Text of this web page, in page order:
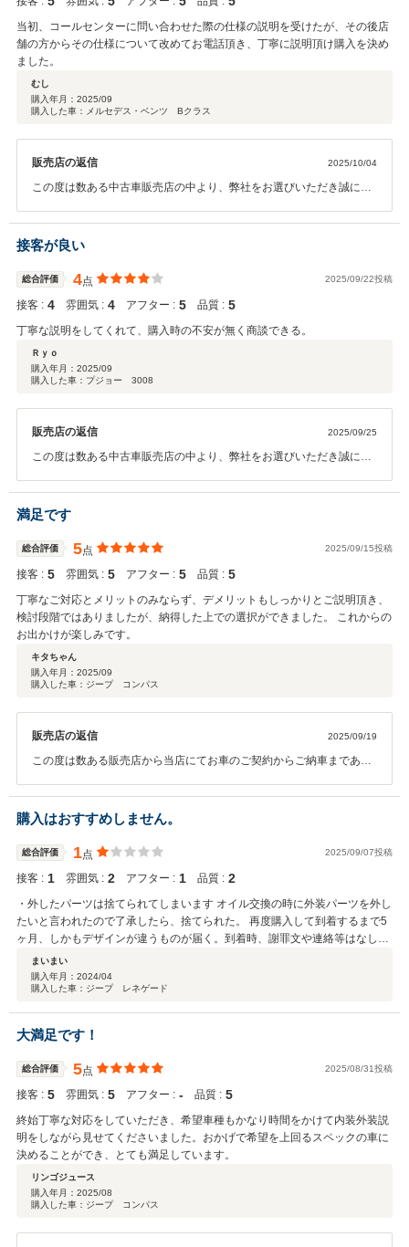
当初、コールセンターに問い合わせた際の仕様の説明を受けたが、その後店
舗の方からその仕様について改めてお電話頂き、丁寧に説明頂け購入を決め
ました。
むし
購入年月： 2025/09
購入した車：メルセデス・ベンツ Bクラス
販売店の返信 2025/10/04
この度は数ある中古車販売店の中より、弊社をお選びいただき誠にあ
ろしくお願いいたします。
接客が良い
総合評価 4点 2025/09/22投稿
接客 : 4 雰囲気 : 4 アフター : 5 品質 : 5
丁寧な説明をしてくれて、購入時の不安が無く商談できる。
Ｒｙｏ
購入年月： 2025/09
購入した車：プジョー 3008
販売店の返信 2025/09/25
この度は数ある中古車販売店の中より、弊社をお選びいただき誠にあ
す。
満足です
総合評価 5点 2025/09/15投稿
接客 : 5 雰囲気 : 5 アフター : 5 品質 : 5
丁寧なご対応とメリットのみならず、デメリットもしっかりとご説明頂き、
検討段階ではありましたが、納得した上での選択ができました。 これからの
お出かけが楽しみです。
キタちゃん
購入年月： 2025/09
購入した車：ジープ コンパス
販売店の返信 2025/09/19
この度は数ある販売店から当店にてお車のご契約からご納車まであり
トしていきますので今後とも宜しくお願い致します。
購入はおすすめしません。
総合評価 1点 2025/09/07投稿
接客 : 1 雰囲気 : 2 アフター : 1 品質 : 2
・外したパーツは捨てられてしまいます オイル交換の時に外装パーツを外し
たいと言われたので了承したら、捨てられた。 再度購入して到着するまで5
ヶ月、しかもデザインが違うものが届く。到着時、謝罪文や連絡等はなし。
宛名の名前すら間違えられる。 （下に記載したが、対応が悪く、もう限界の
ため、関わることをやめる。） ・そもそもオイル交換の手際、対応が悪く感
じます 調子が悪い点など相談したいことをあらかじめ電話で伝えていた。入
ず、事前の電話のことなど知らないとのこと。そこから1つずつ内容を聞か
れ、調べたり、本体を見るために入出庫を繰り返したり、なかなかの時間が
かかる。 海外の方だったが、日本語が通じない人なので、進行状況も対応内
容も車の状態も、話してる内容が理解できてるかも全くわからない。しまい
には「問題はない」「あなたの操作が悪い」「メーカーじゃないからわから
ない」と言われる。その場はメカニック責任担当者を呼び、対応してもら
う。 ・カスタマーセンターの情報共有が全くできておらず、対応も悪く感じ
ます その日は結局問題点を持ち帰ることになったので、メカニック責任担当
者とやり取りを始めたが、連絡が遅い（その日中に折り返すと言われても連
絡なしなど）うえに、カスタマーセンターと情報共有をしないため、こちら
から電話をかけても毎回「何の話ですか」状態。 向こうからの連絡待ちの状
てもらったところ、メカニック側の共有不足や共有内容ミスが発覚し、改め
まいまい
購入年月： 2024/04
購入した車：ジープ レネゲード
大満足です！
総合評価 5点 2025/08/31投稿
接客 : 5 雰囲気 : 5 アフター : ‐ 品質 : 5
終始丁寧な対応をしていただき、希望車種もかなり時間をかけて内装外装説
明をしながら見せてくださいました。おかげで希望を上回るスペックの車に
決めることができ、とても満足しています。
リンゴジュース
購入年月： 2025/08
購入した車：ジープ コンパス